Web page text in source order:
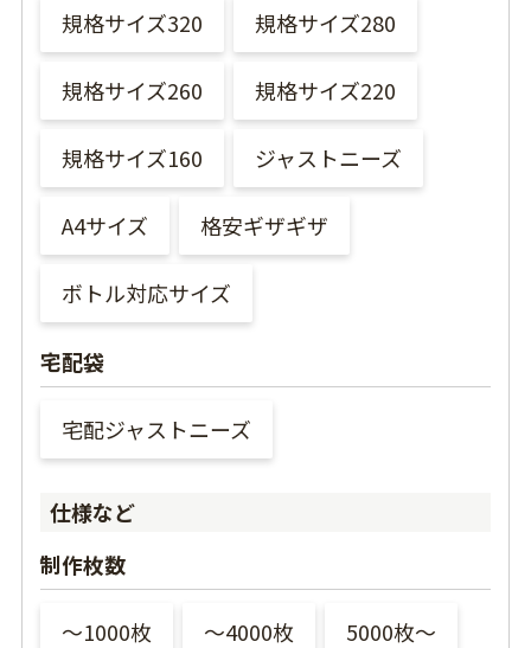
規格サイズ320 規格サイズ280
規格サイズ260 規格サイズ220
規格サイズ160 ジャストニーズ
A4サイズ 格安ギザギザ
ボトル対応サイズ
宅配袋
宅配ジャストニーズ
仕様など
制作枚数
〜1000枚 〜4000枚 5000枚〜